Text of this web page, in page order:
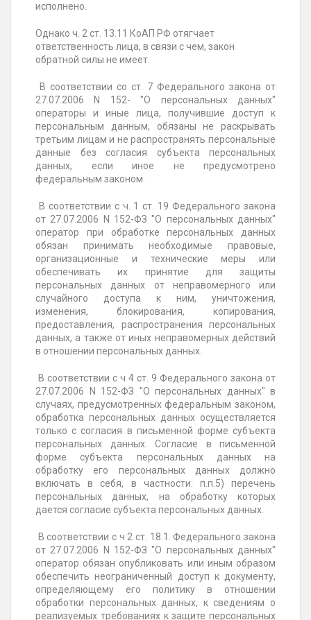
исполнено.
Однако ч. 2 ст. 13.11 КоАП РФ отягчает
ответственность лица, в связи с чем, закон
обратной силы не имеет.
В соответствии со ст. 7 Федерального закона от
27.07.2006 N 152- "О персональных данных"
операторы и иные лица, получившие доступ к
персональным данным, обязаны не раскрывать
третьим лицам и не распространять персональные
данные без согласия субъекта персональных
данных, если иное не предусмотрено
федеральным законом.
В соответствии с ч. 1 ст. 19 Федерального закона
от 27.07.2006 N 152-ФЗ "О персональных данных"
оператор при обработке персональных данных
обязан принимать необходимые правовые,
организационные и технические меры или
обеспечивать их принятие для защиты
персональных данных от неправомерного или
случайного доступа к ним, уничтожения,
изменения, блокирования, копирования,
предоставления, распространения персональных
данных, а также от иных неправомерных действий
в отношении персональных данных.
В соответствии с ч 4 ст. 9 Федерального закона от
27.07.2006 N 152-ФЗ "О персональных данных" в
случаях, предусмотренных федеральным законом,
обработка персональных данных осуществляется
только с согласия в письменной форме субъекта
персональных данных. Согласие в письменной
форме субъекта персональных данных на
обработку его персональных данных должно
включать в себя, в частности: п.п.5) перечень
персональных данных, на обработку которых
дается согласие субъекта персональных данных.
В соответствии с ч 2 ст. 18.1. Федерального закона
от 27.07.2006 N 152-ФЗ "О персональных данных"
оператор обязан опубликовать или иным образом
обеспечить неограниченный доступ к документу,
определяющему его политику в отношении
обработки персональных данных, к сведениям о
реализуемых требованиях к защите персональных